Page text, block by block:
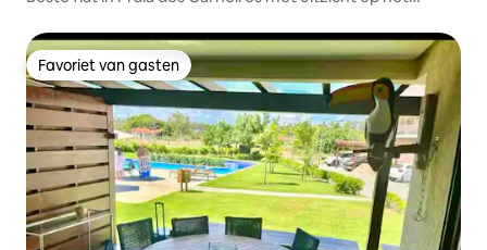
Favoriet van gasten
Favoriet van gasten